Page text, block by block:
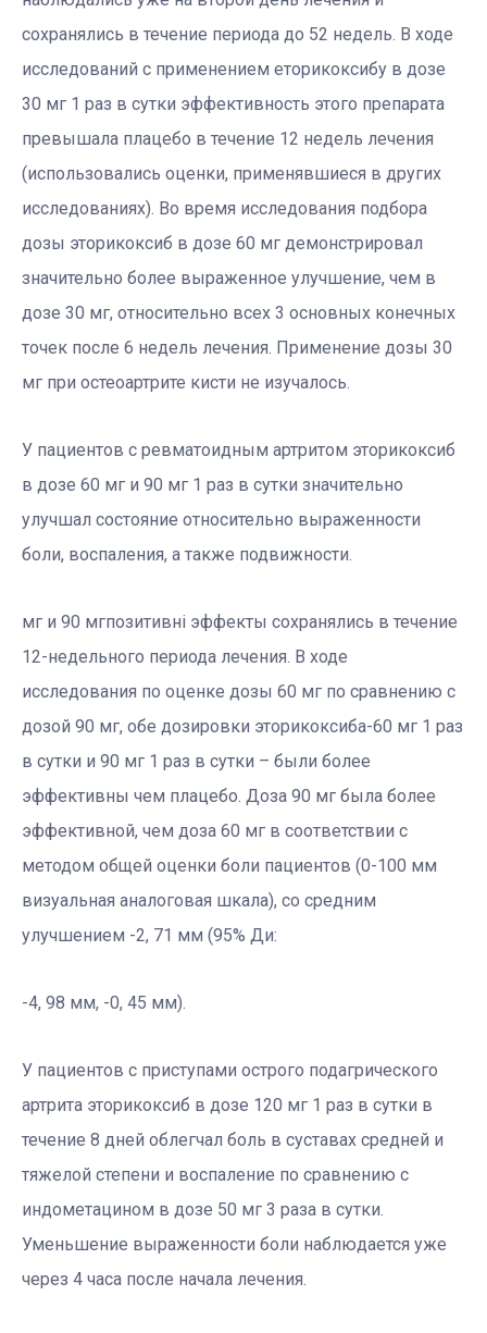
сохранялись в течение периода до 52 недель. В ходе
исследований с применением еторикоксибу в дозе
30 мг 1 раз в сутки эффективность этого препарата
превышала плацебо в течение 12 недель лечения
(использовались оценки, применявшиеся в других
исследованиях). Во время исследования подбора
дозы эторикоксиб в дозе 60 мг демонстрировал
значительно более выраженное улучшение, чем в
дозе 30 мг, относительно всех 3 основных конечных
точек после 6 недель лечения. Применение дозы 30
мг при остеоартрите кисти не изучалось.
У пациентов с ревматоидным артритом эторикоксиб
в дозе 60 мг и 90 мг 1 раз в сутки значительно
улучшал состояние относительно выраженности
боли, воспаления, а также подвижности.
мг и 90 мгпозитивні эффекты сохранялись в течение
12-недельного периода лечения. В ходе
исследования по оценке дозы 60 мг по сравнению с
дозой 90 мг, обе дозировки эторикоксиба-60 мг 1 раз
в сутки и 90 мг 1 раз в сутки – были более
эффективны чем плацебо. Доза 90 мг была более
эффективной, чем доза 60 мг в соответствии с
методом общей оценки боли пациентов (0-100 мм
визуальная аналоговая шкала), со средним
улучшением -2, 71 мм (95% Ди:
-4, 98 мм, -0, 45 мм).
У пациентов с приступами острого подагрического
артрита эторикоксиб в дозе 120 мг 1 раз в сутки в
течение 8 дней облегчал боль в суставах средней и
тяжелой степени и воспаление по сравнению с
индометацином в дозе 50 мг 3 раза в сутки.
Уменьшение выраженности боли наблюдается уже
через 4 часа после начала лечения.